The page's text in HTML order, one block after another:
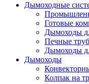
Дымоходные
Готовые
Дымоходы
Печные
Дымоходы
Дымоходы
Колпак на